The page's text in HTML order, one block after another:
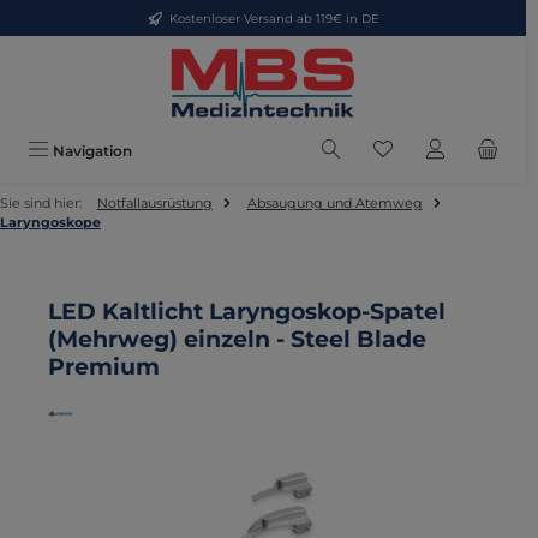
Zum Hauptinhalt springenKostenloser Versand ab 119€ in DE
Navigation Du hast 0
Sie sind hier: Notfallausrüstung
Absaugung und Atemweg
Laryngoskope
LED Kaltlicht Laryngoskop-Spatel
(Mehrweg) einzeln - Steel Blade
Premium